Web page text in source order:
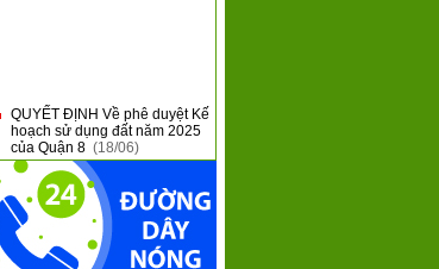
QUYẾT ĐỊNH Về phê duyệt Kế
hoạch sử dụng đất năm 2025
của Quận 8(18/06)
■Giới thiệu nội dung mới tại
Thông tư 31 và Thông tư 32
của Bộ Tài Chính(10/06)
QUẬN 8 KHAI MẠC HỘI THAO
QUỐC PHÒNG NĂM 2025
(09/06)